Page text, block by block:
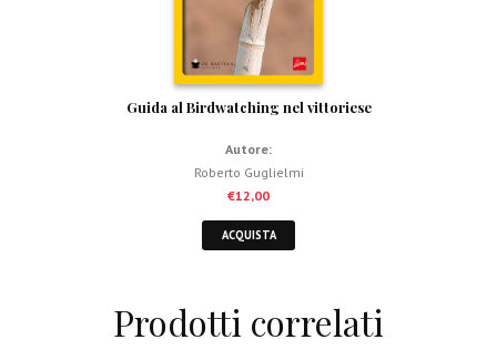
Guida al Birdwatching nel vittoriese
Autore:
Roberto Guglielmi
€12,00
ACQUISTA
Prodotti correlati